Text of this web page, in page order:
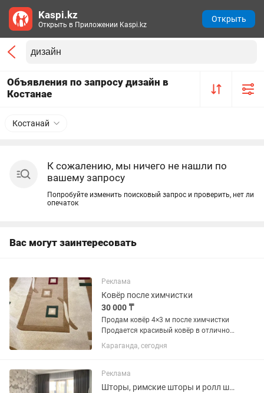
Объявления по запросу дизайн в
Костанае
Костанай
К сожалению, мы ничего не нашли по
вашему запросу
Попробуйте изменить поисковый запрос и проверить, нет ли
опечаток
Вас могут заинтересовать
Реклама
Ковёр после химчистки
30 000 ₸
Продам ковёр 4×3 м после химчистки
Продается красивый ковёр в отличном
состоянии. ✅ Размер: 4 × 3 метра ✅
После профессиональной химчистки –
Современный дизайн в...
Караганда, сегодня
Реклама
Шторы, римские шторы и ролл шторы
Kaspi.kz
Открыть в Приложении Kaspi.kz
Открыть